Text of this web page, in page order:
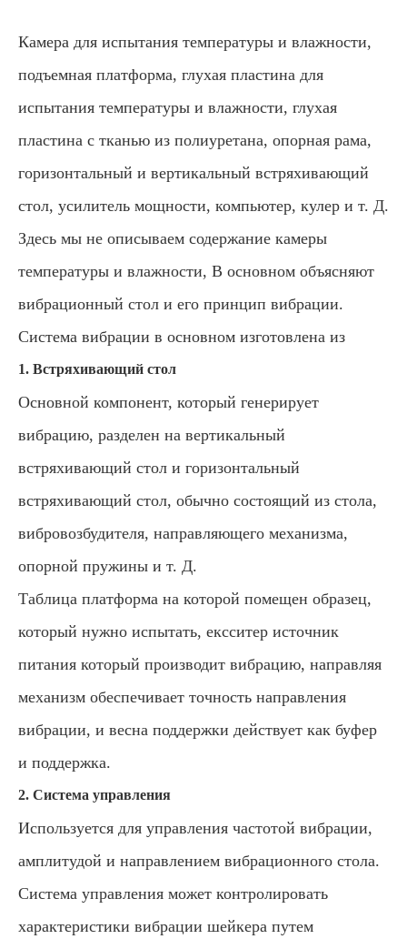
Камера для испытания температуры и влажности,
подъемная платформа, глухая пластина для
испытания температуры и влажности, глухая
пластина с тканью из полиуретана, опорная рама,
горизонтальный и вертикальный встряхивающий
стол, усилитель мощности, компьютер, кулер и т. Д.
Здесь мы не описываем содержание камеры
температуры и влажности, В основном объясняют
вибрационный стол и его принцип вибрации.
Система вибрации в основном изготовлена из
1. Встряхивающий стол
Основной компонент, который генерирует
вибрацию, разделен на вертикальный
встряхивающий стол и горизонтальный
встряхивающий стол, обычно состоящий из стола,
вибровозбудителя, направляющего механизма,
опорной пружины и т. Д.
Таблица платформа на которой помещен образец,
который нужно испытать, ексситер источник
питания который производит вибрацию, направляя
механизм обеспечивает точность направления
вибрации, и весна поддержки действует как буфер
и поддержка.
2. Система управления
Используется для управления частотой вибрации,
амплитудой и направлением вибрационного стола.
Система управления может контролировать
характеристики вибрации шейкера путем